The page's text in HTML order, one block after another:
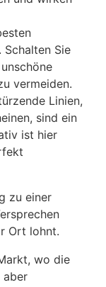
Sie
vermeiden.
Linien,
sind ein
ist hier
zu einer
Ort lohnt.
wo die
aber